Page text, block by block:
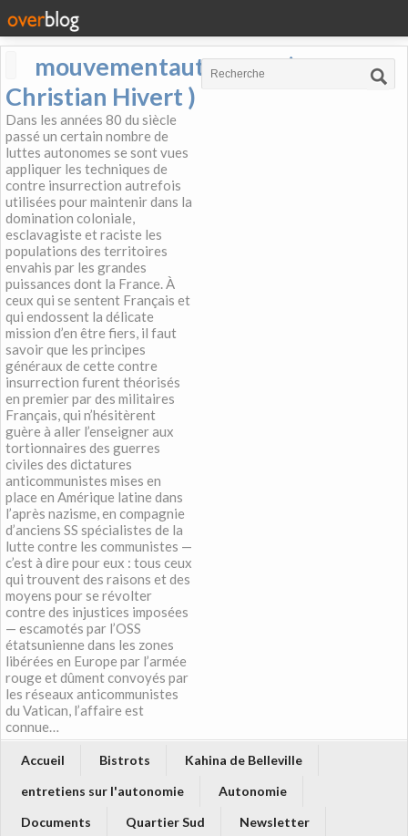
mouvementautonome (
Christian Hivert )
Dans les années 80 du siècle
passé un certain nombre de
luttes autonomes se sont vues
appliquer les techniques de
contre insurrection autrefois
utilisées pour maintenir dans la
domination coloniale,
esclavagiste et raciste les
populations des territoires
envahis par les grandes
puissances dont la France. À
ceux qui se sentent Français et
qui endossent la délicate
mission d’en être fiers, il faut
savoir que les principes
généraux de cette contre
insurrection furent théorisés
en premier par des militaires
Français, qui n’hésitèrent
guère à aller l’enseigner aux
tortionnaires des guerres
civiles des dictatures
anticommunistes mises en
place en Amérique latine dans
l’après nazisme, en compagnie
d’anciens SS spécialistes de la
lutte contre les communistes —
c’est à dire pour eux : tous ceux
qui trouvent des raisons et des
moyens pour se révolter
contre des injustices imposées
— escamotés par l’OSS
étatsunienne dans les zones
libérées en Europe par l’armée
rouge et dûment convoyés par
les réseaux anticommunistes
du Vatican, l’affaire est
connue…
Accueil Bistrots
Kahina de Belleville
entretiens sur l'autonomie
Autonomie
Documents
Quartier Sud
Newsletter